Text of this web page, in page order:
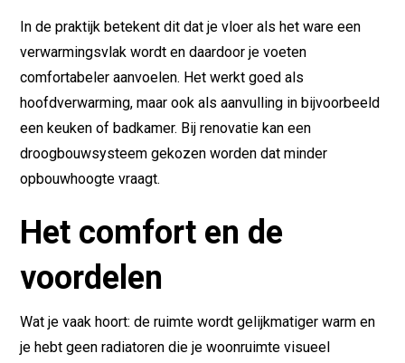
In de praktijk betekent dit dat je vloer als het ware een
verwarmingsvlak wordt en daardoor je voeten
comfortabeler aanvoelen. Het werkt goed als
hoofdverwarming, maar ook als aanvulling in bijvoorbeeld
een keuken of badkamer. Bij renovatie kan een
droogbouwsysteem gekozen worden dat minder
opbouwhoogte vraagt.
Het comfort en de
voordelen
Wat je vaak hoort: de ruimte wordt gelijkmatiger warm en
je hebt geen radiatoren die je woonruimte visueel